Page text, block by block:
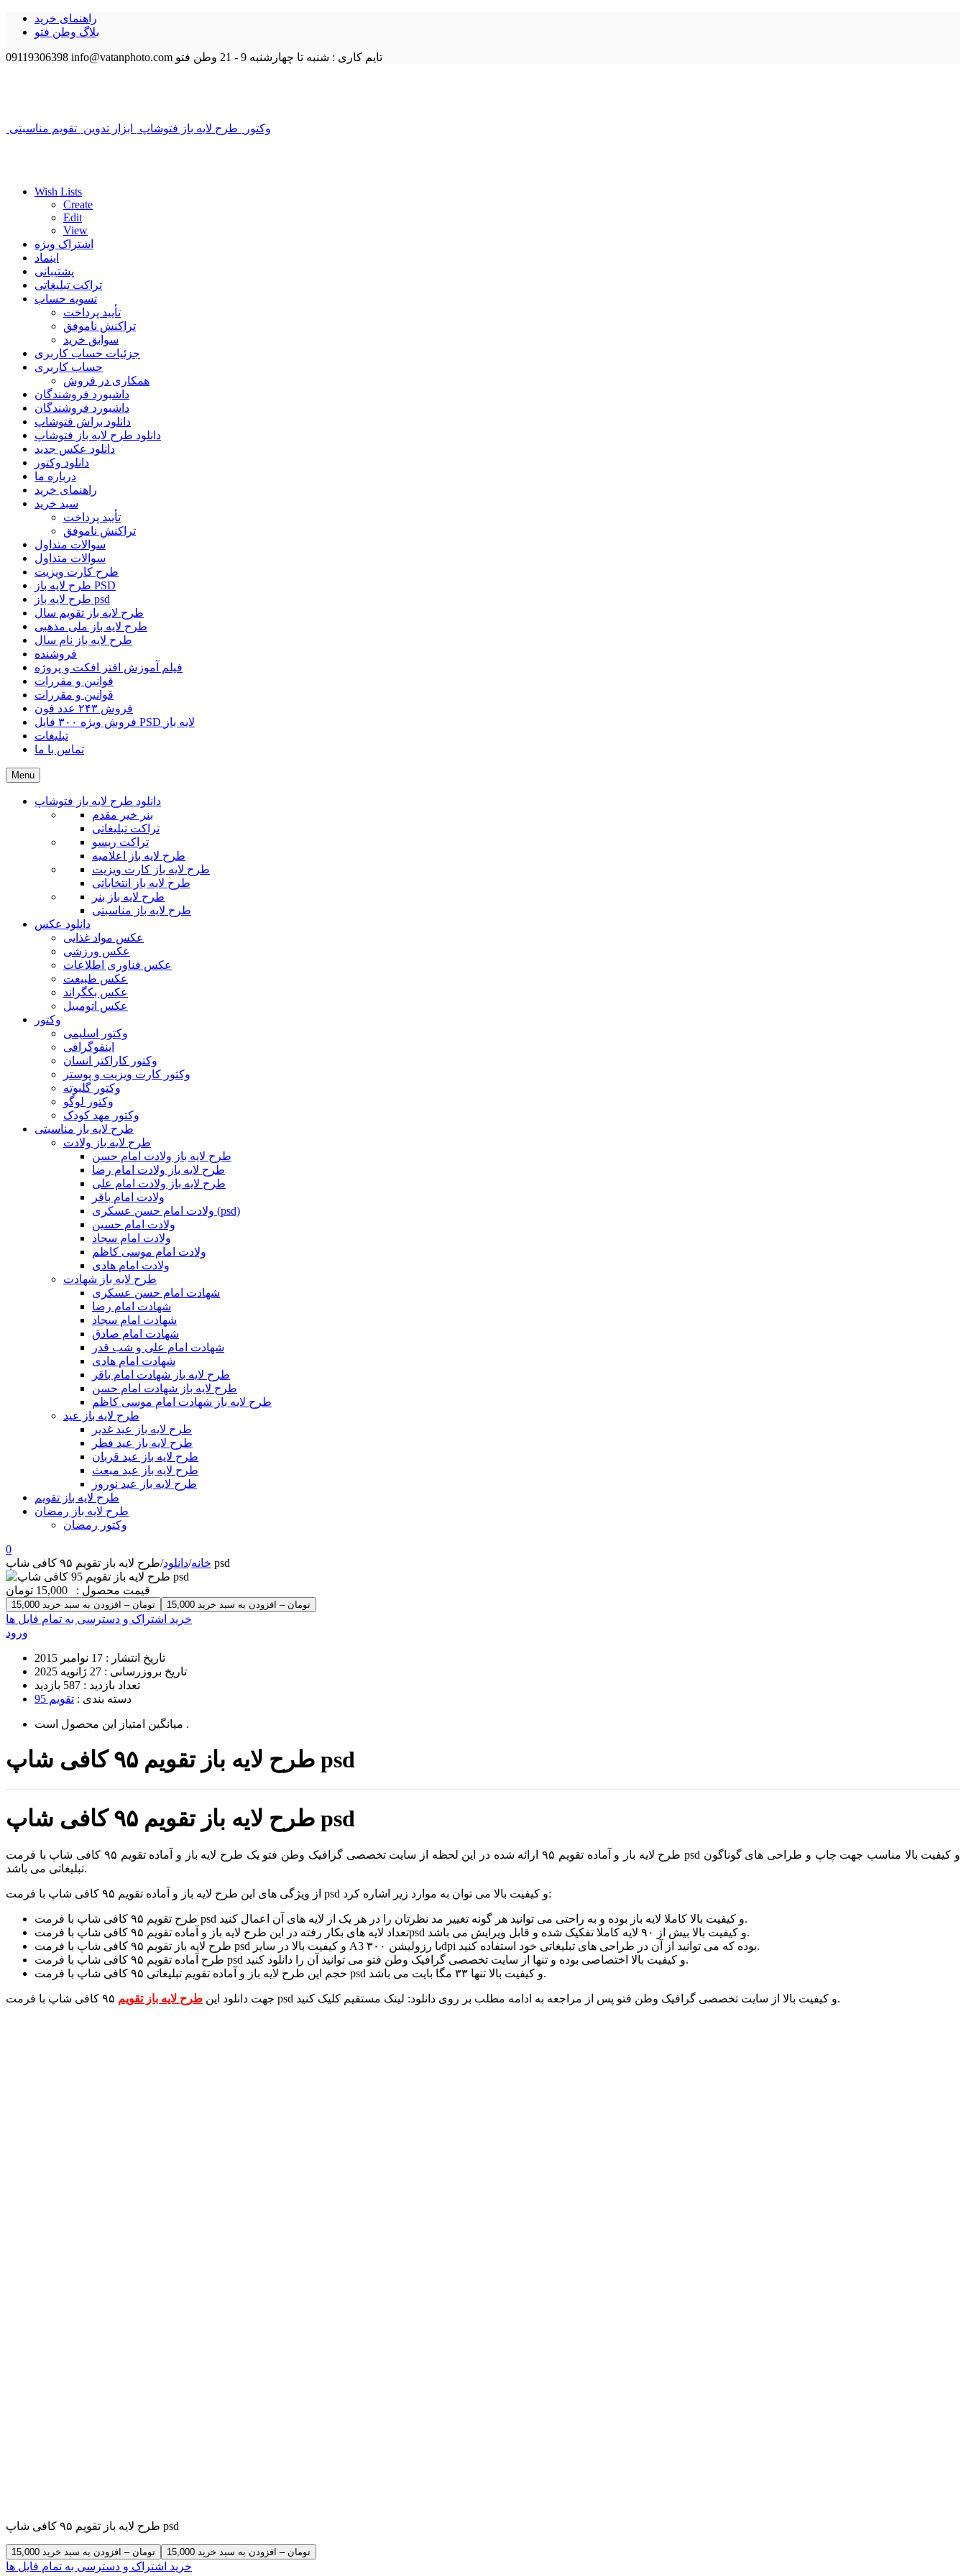
راهنمای خرید
بلاگ وطن فتو
09119306398 info@vatanphoto.com تایم کاری : شنبه تا چهارشنبه 9 - 21 وطن فتو
وکتور طرح لایه باز فتوشاپ ابزار تدوین تقویم مناسبتی
Wish Lists
Create
Edit
View
اشتراک ویژه
اینماد
پشتیبانی
تراکت تبلیغاتی
تسویه حساب
تأیید پرداخت
تراکنش ناموفق
سوابق خرید
جزئیات حساب کاربری
حساب کاربری
همکاری در فروش
داشبورد فروشندگان
داشبورد فروشندگان
دانلود براش فتوشاپ
دانلود طرح لایه باز فتوشاپ
دانلود عکس جدید
دانلود وکتور
درباره ما
راهنمای خرید
سبد خرید
تأیید پرداخت
تراکنش ناموفق
سوالات متداول
سوالات متداول
طرح کارت ویزیت
طرح لایه باز PSD
طرح لایه باز psd
طرح لایه باز تقویم سال
طرح لایه باز ملی مذهبی
طرح لایه باز نام سال
فروشنده
فیلم آموزش افتر افکت و پروژه
قوانین و مقررات
قوانین و مقررات
فروش ۲۴۳ عدد فون
فروش ویژه ۳۰۰ فایل PSD لایه باز
تبلیغات
تماس با ما
Menu
دانلود طرح لایه باز فتوشاپ
بنر خیر مقدم
تراکت تبلیغاتی
تراکت ریسو
طرح لایه باز اعلامیه
طرح لایه باز کارت ویزیت
طرح لایه باز انتخاباتی
طرح لایه باز بنر
طرح لایه باز مناسبتی
دانلود عکس
عکس مواد غذایی
عکس ورزشی
عکس فناوری اطلاعات
عکس طبیعت
عکس بکگراند
عکس اتومبیل
وکتور
وکتور اسلیمی
اینفوگرافی
وکتور کاراکتر انسان
وکتور کارت ویزیت و پوستر
وکتور گلبوته
وکتور لوگو
وکتور مهد کودک
طرح لایه باز مناسبتی
طرح لایه باز ولادت
طرح لایه باز ولادت امام حسن
طرح لایه باز ولادت امام رضا
طرح لایه باز ولادت امام علی
ولادت امام باقر
ولادت امام حسن عسکری (psd)
ولادت امام حسین
ولادت امام سجاد
ولادت امام موسی کاظم
ولادت امام هادی
طرح لایه باز شهادت
شهادت امام حسن عسکری
شهادت امام رضا
شهادت امام سجاد
شهادت امام صادق
شهادت امام علی و شب قدر
شهادت امام هادی
طرح لایه باز شهادت امام باقر
طرح لایه باز شهادت امام حسن
طرح لایه باز شهادت امام موسی کاظم
طرح لایه باز عید
طرح لایه باز عید غدیر
طرح لایه باز عید فطر
طرح لایه باز عید قربان
طرح لایه باز عید مبعث
طرح لایه باز عید نوروز
طرح لایه باز تقویم
طرح لایه باز رمضان
وکتور رمضان
0
خانه/دانلود/ طرح لایه باز تقویم ۹۵ کافی شاپ psd
قیمت محصول : 15,000 تومان
15,000 تومان – افزودن به سبد خرید
خرید اشتراک و دسترسی به تمام فایل ها
ورود
تاریخ انتشار : 17 نوامبر 2015
تاریخ بروزرسانی : 27 ژانویه 2025
تعداد بازدید : 587 بازدید
دسته بندی : تقویم 95
میانگین امتیاز این محصول است .
طرح لایه باز تقویم ۹۵ کافی شاپ psd
طرح لایه باز تقویم ۹۵ کافی شاپ psd
طرح لایه باز و آماده تقویم ۹۵ ارائه شده در این لحظه از سایت تخصصی گرافیک وطن فتو یک طرح لایه باز و آماده تقویم ۹۵ کافی شاپ با فرمت psd و کیفیت بالا مناسب جهت چاپ و طراحی های گوناگون
تبلیغاتی می باشد.
از ویژگی های این طرح لایه باز و آماده تقویم ۹۵ کافی شاپ با فرمت psd و کیفیت بالا می توان به موارد زیر اشاره کرد:
طرح تقویم ۹۵ کافی شاپ با فرمت psd و کیفیت بالا کاملا لایه باز بوده و به راحتی می توانید هر گونه تغییر مد نظرتان را در هر یک از لایه های آن اعمال کنید.
تعداد لایه های بکار رفته در این طرح لایه باز و آماده تقویم ۹۵ کافی شاپ با فرمتpsd و کیفیت بالا بیش از ۹۰ لایه کاملا تفکیک شده و قابل ویرایش می باشد.
طرح لایه باز تقویم ۹۵ کافی شاپ با فرمت psd و کیفیت بالا در سایز A3 با رزولیشن ۳۰۰dpi بوده که می توانید از آن در طراحی های تبلیغاتی خود استفاده کنید.
طرح آماده تقویم ۹۵ کافی شاپ با فرمت psd و کیفیت بالا اختصاصی بوده و تنها از سایت تخصصی گرافیک وطن فتو می توانید آن را دانلود کنید.
حجم این طرح لایه باز و آماده تقویم تبلیغاتی ۹۵ کافی شاپ با فرمت psd و کیفیت بالا تنها ۳۳ مگا بایت می باشد.
جهت دانلود این طرح لایه باز تقویم ۹۵ کافی شاپ با فرمت psd و کیفیت بالا از سایت تخصصی گرافیک وطن فتو پس از مراجعه به ادامه مطلب بر روی دانلود: لینک مستقیم کلیک کنید.
طرح لایه باز تقویم ۹۵ کافی شاپ psd
15,000 تومان – افزودن به سبد خرید
خرید اشتراک و دسترسی به تمام فایل ها